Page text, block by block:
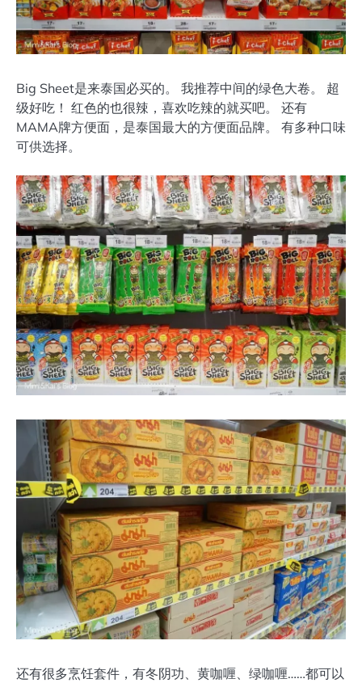
Big Sheet是来泰国必买的。 我推荐中间的绿色大卷。 超
级好吃！ 红色的也很辣，喜欢吃辣的就买吧。 还有
MAMA牌方便面，是泰国最大的方便面品牌。 有多种口味
可供选择。
还有很多烹饪套件，有冬阴功、黄咖喱、绿咖喱……都可以